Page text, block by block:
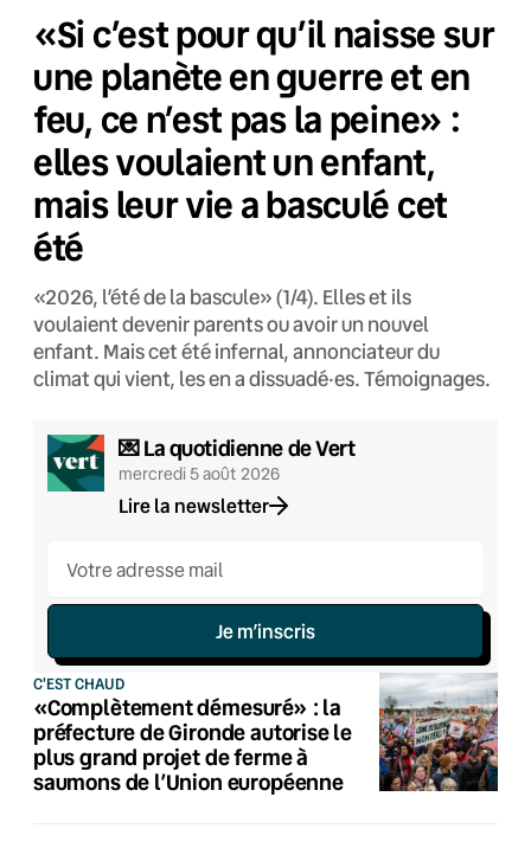
«Si c’est pour qu’il naisse sur
une planète en guerre et en
feu, ce n’est pas la peine» :
elles voulaient un enfant,
mais leur vie a basculé cet
été
«2026, l’été de la bascule» (1/4). Elles et ils
voulaient devenir parents ou avoir un nouvel
enfant. Mais cet été infernal, annonciateur du
climat qui vient, les en a dissuadé·es. Témoignages.
💌 La quotidienne de Vert
Lire la newsletter
mercredi 5 août 2026
Je m’inscris
C'EST CHAUD
«Complètement démesuré» : la
préfecture de Gironde autorise le
plus grand projet de ferme à
saumons de l’Union européenne